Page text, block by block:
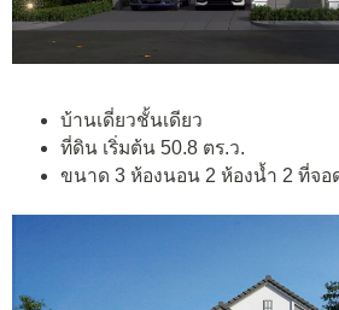
บ้านเดี่ยวชั้นเดียว
ที่ดิน เริ่มต้น 50.8 ตร.ว.
ขนาด 3 ห้องนอน 2 ห้องน้ำ 2 ที่จอ